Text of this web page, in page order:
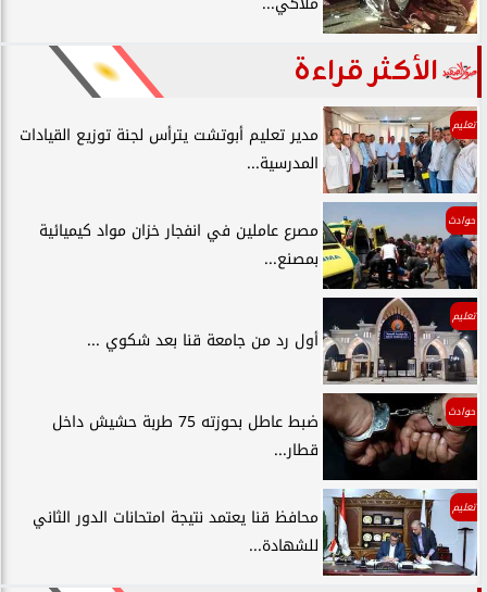
الأكثر قراءة
تعليم
مدير تعليم أبوتشت يترأس لجنة توزيع القيادات
المدرسية...
حوادث
مصرع عاملين في انفجار خزان مواد كيميائية
بمصنع...
تعليم
أول رد من جامعة قنا بعد شكوي ...
حوادث
ضبط عاطل بحوزته 75 طربة حشيش داخل
قطار...
تعليم
محافظ قنا يعتمد نتيجة امتحانات الدور الثاني
للشهادة...